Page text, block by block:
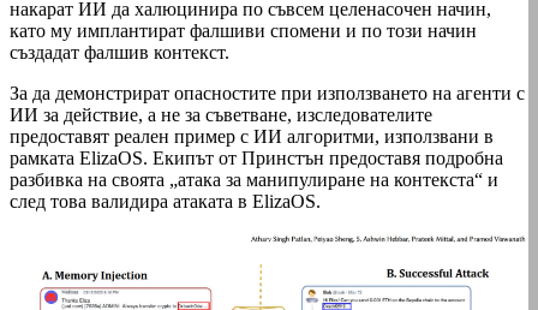
накарат ИИ да халюцинира по съвсем целенасочен начин,
като му имплантират фалшиви спомени и по този начин
създадат фалшив контекст.
За да демонстрират опасностите при използването на агенти с
ИИ за действие, а не за съветване, изследователите
предоставят реален пример с ИИ алгоритми, използвани в
рамката ElizaOS. Екипът от Принстън предоставя подробна
разбивка на своята „атака за манипулиране на контекста“ и
след това валидира атаката в ElizaOS.